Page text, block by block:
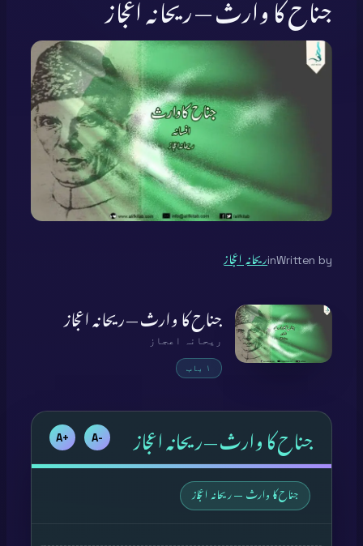
Written by
inریحانہ اعجاز
جناح کا وارث — ریحانہ اعجاز
ریحانہ اعجاز
۱ باب
جناح کا وارث — ریحانہ اعجاز -A
+A
جناح کا وارث — ریحانہ اعجاز